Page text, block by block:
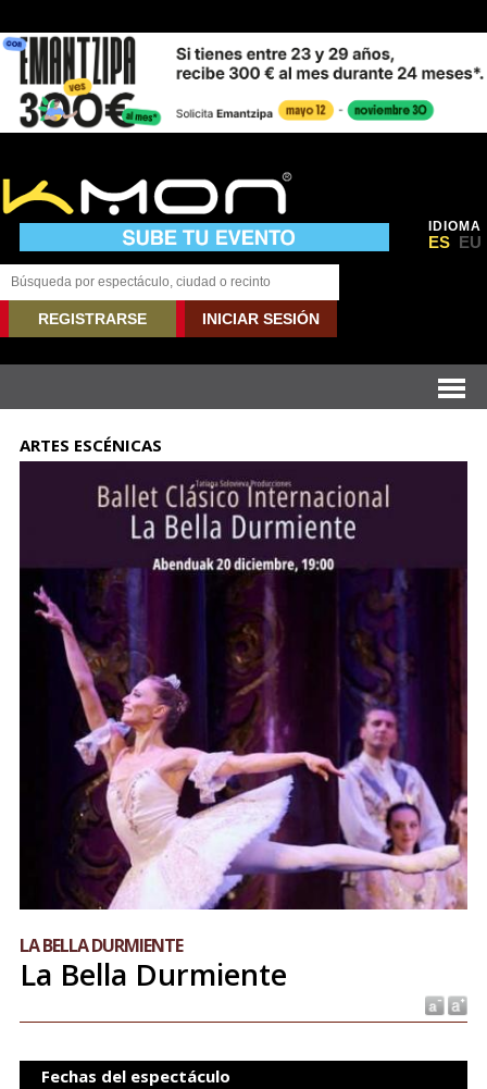
IDIOMA
ES EU
REGISTRARSE INICIAR SESIÓN
ARTES ESCÉNICAS
LA BELLA DURMIENTE
La Bella Durmiente
Fechas del espectáculo